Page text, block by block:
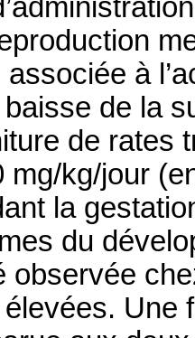
à
de la
de rates
mg/kg/jour
la
du
observée
Une